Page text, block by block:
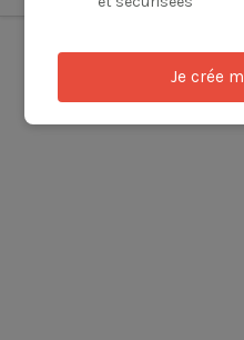
Je crée